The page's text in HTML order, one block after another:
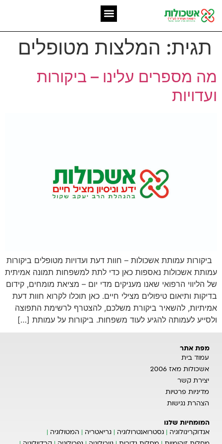
תגית: המלצות מטופלים
מה מספרים עלינו – ביקורות
ועדויות
ביקורות עמותת אשכולות – חוות דעת ועדויות מטופלים ביקורות
עמותת אשכולות נאספות כאן כדי לתת למשפחות תמונה אמיתית
של הליווי הרפואי שאנו מעניקים מדי יום – מציאת מומחים, קידום
בדיקות ותיאום טיפולים מצילי חיים. כאן תוכלו לקרוא חוות דעת
אמיתיות, להשאיר ביקורת משלכם, להצטרף לרשימת התפוצה
ולסייע לעמותה להגיע לעוד משפחות. ביקורות על עמותת […]
מפת אתר
עמוד בית
אשכולות מאז 2006
יצירת קשר
מדיניות פרטיות
הצהרת נגישות
המומחיות שלנו
אנדוקרינולוגיה
גסטרואנטרולוגיה גריאטריה
המטולוגיה